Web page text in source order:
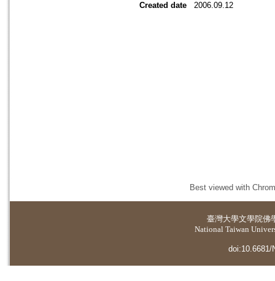
Created date
2006.09.12
Best viewed with
臺灣大學文學院佛
National Taiwan
doi:10.6681/